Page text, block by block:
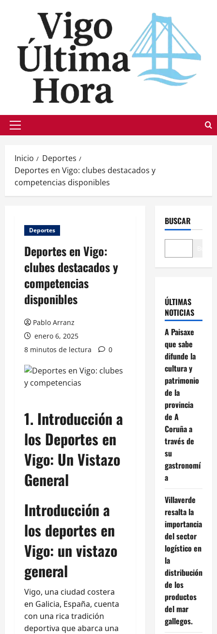
Menú
Inicio
Deportes
Deportes en Vigo: clubes destacados y
competencias disponibles
Deportes
Deportes en Vigo:
clubes destacados y
competencias
disponibles
Pablo Arranz
enero 6, 2025
8 minutos de lectura
0
1. Introducción a
los Deportes en
Vigo: Un Vistazo
General
Introducción a
los deportes en
Vigo: un vistazo
general
Vigo, una ciudad costera
en Galicia, España, cuenta
con una rica tradición
deportiva que abarca una
BUSCAR
ÚLTIMAS
NOTICIAS
A Paisaxe
que sabe
difunde la
cultura y
patrimonio
de la
provincia
de A
Coruña a
través de
su
gastronomí
a
Villaverde
resalta la
importancia
del sector
logístico en
la
distribución
de los
productos
del mar
gallegos.